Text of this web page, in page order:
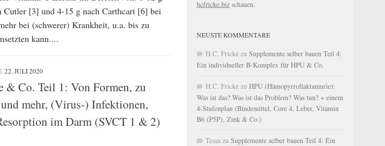
[3] und 4-15 g nach Carthcart [6] bei
bei (schwerer) Krankheit, u.a. bis zu
kann....
22. JULI 2020
& Co. Teil 1: Von Formen, zu
mehr, (Virus-) Infektionen,
im Darm (SVCT 1 & 2)
hcfricke.biz schauen.
NEUSTE KOMMENTARE
H.C. Fricke zu Supplemente selber bauen Teil 4:
Ein individueller B-Komplex für HPU & Co.
H.C. Fricke zu HPU (Hämopyrrollaktamurie):
Was ist das? Was ist das Problem? Was tun? + einem
4-Stufenplan (Bindemittel, Core 4, Leber, Vitamin
B6 (P5P), Zink & Co.)
Tessa zu Supplemente selber bauen Teil 4: Ein